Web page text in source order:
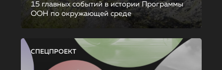
15 главных событий в истории Программы
ООН по окружающей среде
СПЕЦПРОЕКТ